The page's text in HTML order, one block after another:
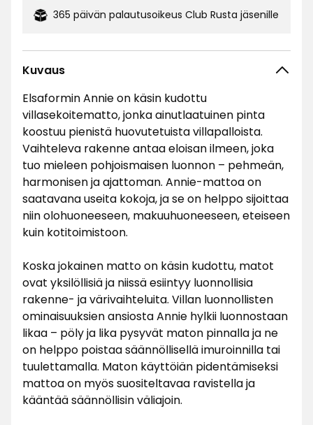
365 päivän palautusoikeus Club Rusta jäsenille
Kuvaus
Elsaformin Annie on käsin kudottu
villasekoitematto, jonka ainutlaatuinen pinta
koostuu pienistä huovutetuista villapalloista.
Vaihteleva rakenne antaa eloisan ilmeen, joka
tuo mieleen pohjoismaisen luonnon – pehmeän,
harmonisen ja ajattoman. Annie-mattoa on
saatavana useita kokoja, ja se on helppo sijoittaa
niin olohuoneeseen, makuuhuoneeseen, eteiseen
kuin kotitoimistoon.
Koska jokainen matto on käsin kudottu, matot
ovat yksilöllisiä ja niissä esiintyy luonnollisia
rakenne- ja värivaihteluita. Villan luonnollisten
ominaisuuksien ansiosta Annie hylkii luonnostaan
likaa – pöly ja lika pysyvät maton pinnalla ja ne
on helppo poistaa säännöllisellä imuroinnilla tai
tuulettamalla. Maton käyttöiän pidentämiseksi
mattoa on myös suositeltavaa ravistella ja
kääntää säännöllisin väliajoin.